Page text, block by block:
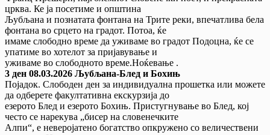
црква. Ке ја посетиме и општина
Љубљана и познатата фонтана на Трите реки, впечатлива бела
фонтана во срцето на градот. Потоа, ќе
имаме слободно време да уживаме во градот Подоцна, ќе се
упатиме во хотелот за пријавување и
уживаме во слободното време.Ноќевање .
3 ден 08.03.2026 Љубљана-Блед и Бохињ
Појадок. Слободен ден за индивидуална прошетка или можете
да одберете факултативна екскурзија до
езерото Блед и езерото Бохињ. Пристугнување во Блед, кој
често се нарекува „бисер на словенечките
Алпи“, е неверојатено богатство опкружено со величествени